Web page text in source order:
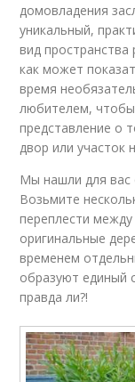
домовладения
уникальный,
вид
как может
время
любителем,
представление о
двор или участок
Мы нашли для вас
Возьмите
переплести
оригинальные
временем
образуют единый
правда ли?!